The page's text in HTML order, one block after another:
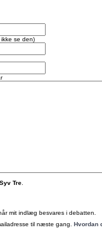
se den)
Tre
mit indlæg besvares i debatten.
til næste gang. Hvordan